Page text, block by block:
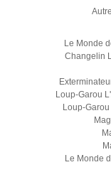
Le Monde
Changelin
Loup-Garou
Loup-
Le Monde